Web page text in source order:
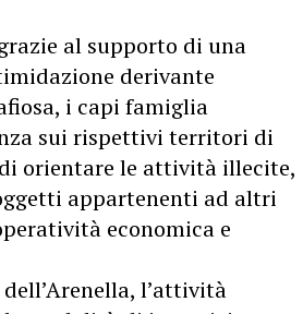
al supporto di una
derivante
i capi famiglia
sui rispettivi territori di
orientare le attività illecite,
appartenenti ad altri
economica e
l’attività